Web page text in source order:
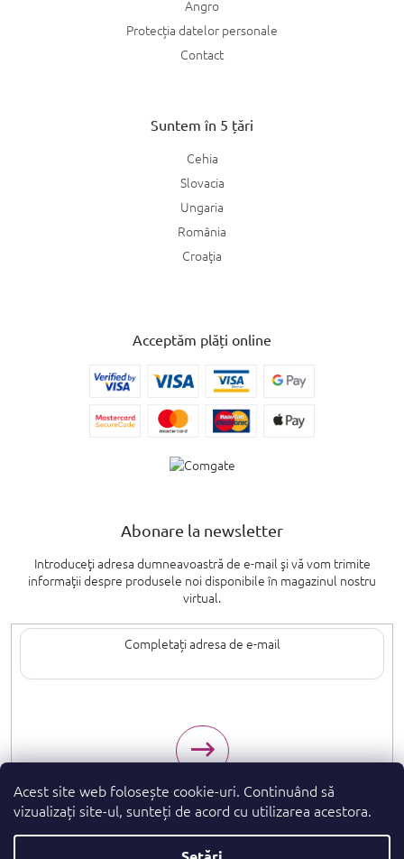
Acest site web folosește cookie-uri. Continuând să
vizualizați site-ul, sunteți de acord cu utilizarea acestora.
Angro
Protecția datelor personale
Contact
Suntem în 5 țări
Cehia
Slovacia
Ungaria
România
Croaţia
Acceptăm plăți online
Abonare la newsletter
Introduceţi adresa dumneavoastră de e-mail şi vă vom trimite
informaţii despre produsele noi disponibile în magazinul nostru
virtual.